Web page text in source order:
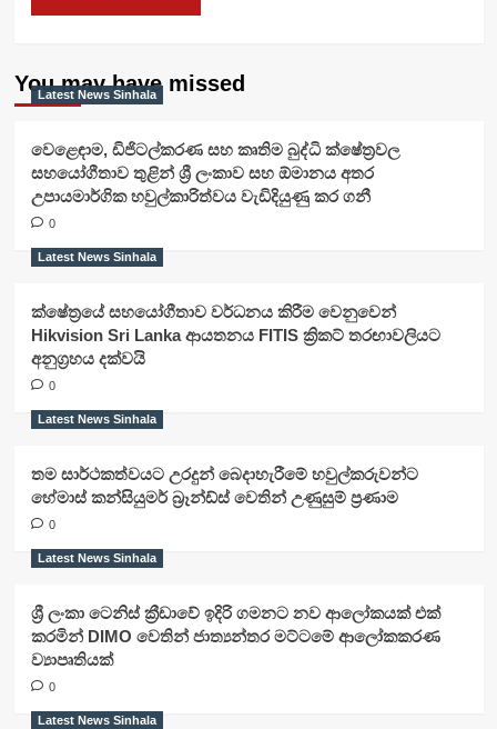
You may have missed
Latest News Sinhala
වෙළෙඳාම, ඩිජිටල්කරණ සහ කෘතිම බුද්ධි ක්ෂේත්‍රවල
සහයෝගීතාව තුළින් ශ්‍රී ලංකාව සහ ඕමානය අතර
උපායමාර්ගික හවුල්කාරිත්වය වැඩිදියුණු කර ගනී
0
Latest News Sinhala
ක්ෂේත්‍රයේ සහයෝගීතාව වර්ධනය කිරීම වෙනුවෙන්
Hikvision Sri Lanka ආයතනය FITIS ක්‍රිකට් තරඟාවලියට
අනුග්‍රහය දක්වයි
0
Latest News Sinhala
තම සාර්ථකත්වයට උරදුන් බෙදාහැරීමේ හවුල්කරුවන්ට
හේමාස් කන්සියුමර් බ්‍රෑන්ඩ්ස් වෙතින් උණුසුම් ප්‍රණාම
0
Latest News Sinhala
ශ්‍රී ලංකා ටෙනිස් ක්‍රීඩාවේ ඉදිරි ගමනට නව ආලෝකයක් එක්
කරමින් DIMO වෙතින් ජාත්‍යන්තර මට්ටමේ ආලෝකකරණ
ව්‍යාපෘතියක්
0
Latest News Sinhala